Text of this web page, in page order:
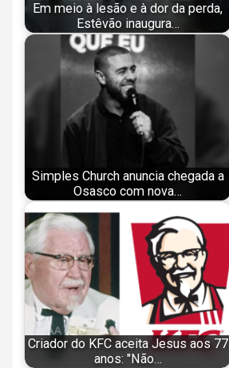
Em meio à lesão e à dor da perda,
Estêvão inaugura…
Simples Church anuncia chegada a
Osasco com nova…
Criador do KFC aceita Jesus aos 77
anos: "Não…